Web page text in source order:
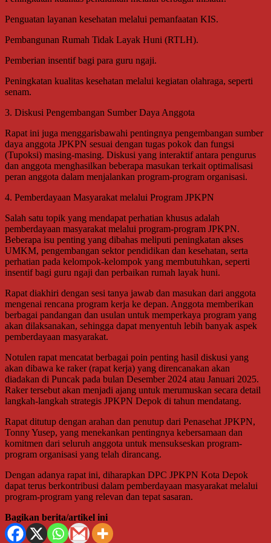
Penguatan layanan kesehatan melalui pemanfaatan KIS.
Pembangunan Rumah Tidak Layak Huni (RTLH).
Pemberian insentif bagi para guru ngaji.
Peningkatan kualitas kesehatan melalui kegiatan olahraga, seperti
senam.
3. Diskusi Pengembangan Sumber Daya Anggota
Rapat ini juga menggarisbawahi pentingnya pengembangan sumber
daya anggota JPKPN sesuai dengan tugas pokok dan fungsi
(Tupoksi) masing-masing. Diskusi yang interaktif antara pengurus
dan anggota menghasilkan beberapa masukan terkait optimalisasi
peran anggota dalam menjalankan program-program organisasi.
4. Pemberdayaan Masyarakat melalui Program JPKPN
Salah satu topik yang mendapat perhatian khusus adalah
pemberdayaan masyarakat melalui program-program JPKPN.
Beberapa isu penting yang dibahas meliputi peningkatan akses
UMKM, pengembangan sektor pendidikan dan kesehatan, serta
perhatian pada kelompok-kelompok yang membutuhkan, seperti
insentif bagi guru ngaji dan perbaikan rumah layak huni.
Rapat diakhiri dengan sesi tanya jawab dan masukan dari anggota
mengenai rencana program kerja ke depan. Anggota memberikan
berbagai pandangan dan usulan untuk memperkaya program yang
akan dilaksanakan, sehingga dapat menyentuh lebih banyak aspek
pemberdayaan masyarakat.
Notulen rapat mencatat berbagai poin penting hasil diskusi yang
akan dibawa ke raker (rapat kerja) yang direncanakan akan
diadakan di Puncak pada bulan Desember 2024 atau Januari 2025.
Raker tersebut akan menjadi ajang untuk merumuskan secara detail
langkah-langkah strategis JPKPN Depok di tahun mendatang.
Rapat ditutup dengan arahan dan penutup dari Penasehat JPKPN,
Tonny Yusep, yang menekankan pentingnya kebersamaan dan
komitmen dari seluruh anggota untuk mensukseskan program-
program organisasi yang telah dirancang.
Dengan adanya rapat ini, diharapkan DPC JPKPN Kota Depok
dapat terus berkontribusi dalam pemberdayaan masyarakat melalui
program-program yang relevan dan tepat sasaran.
Bagikan berita/artikel ini